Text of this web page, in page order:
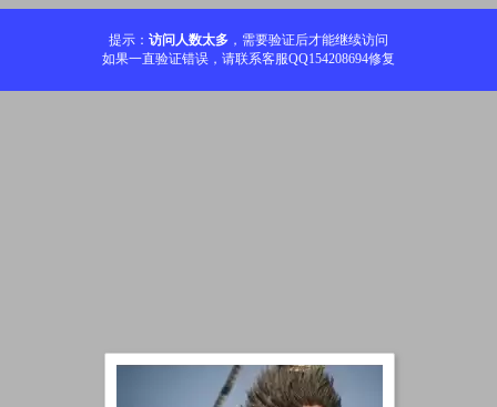
提示： 访问人数太多 ，需要验证后才能继续访问
如果一直验证错误，请联系客服QQ154208694修复